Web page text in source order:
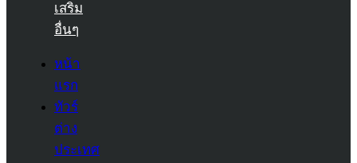
เสริม
อื่นๆ
หน้า
แรก
ทัวร์
ต่าง
ประเทศ